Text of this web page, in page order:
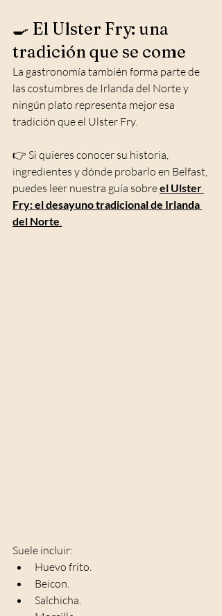
🍳 El Ulster Fry: una
tradición que se come
La gastronomía también forma parte de
las costumbres de Irlanda del Norte y
ningún plato representa mejor esa
tradición que el Ulster Fry.
👉 Si quieres conocer su historia,
ingredientes y dónde probarlo en Belfast,
puedes leer nuestra guía sobre el Ulster
Fry: el desayuno tradicional de Irlanda
del Norte.
Suele incluir:
Huevo frito.
Beicon.
Salchicha.